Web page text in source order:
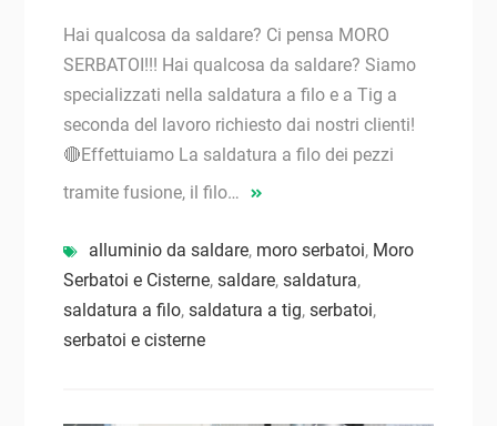
Hai qualcosa da saldare? Ci pensa MORO
SERBATOI!!! Hai qualcosa da saldare? Siamo
specializzati nella saldatura a filo e a Tig a
seconda del lavoro richiesto dai nostri clienti!
🔴Effettuiamo La saldatura a filo dei pezzi
tramite fusione, il filo…
alluminio da saldare, moro serbatoi, Moro
Serbatoi e Cisterne, saldare, saldatura,
saldatura a filo, saldatura a tig, serbatoi,
serbatoi e cisterne